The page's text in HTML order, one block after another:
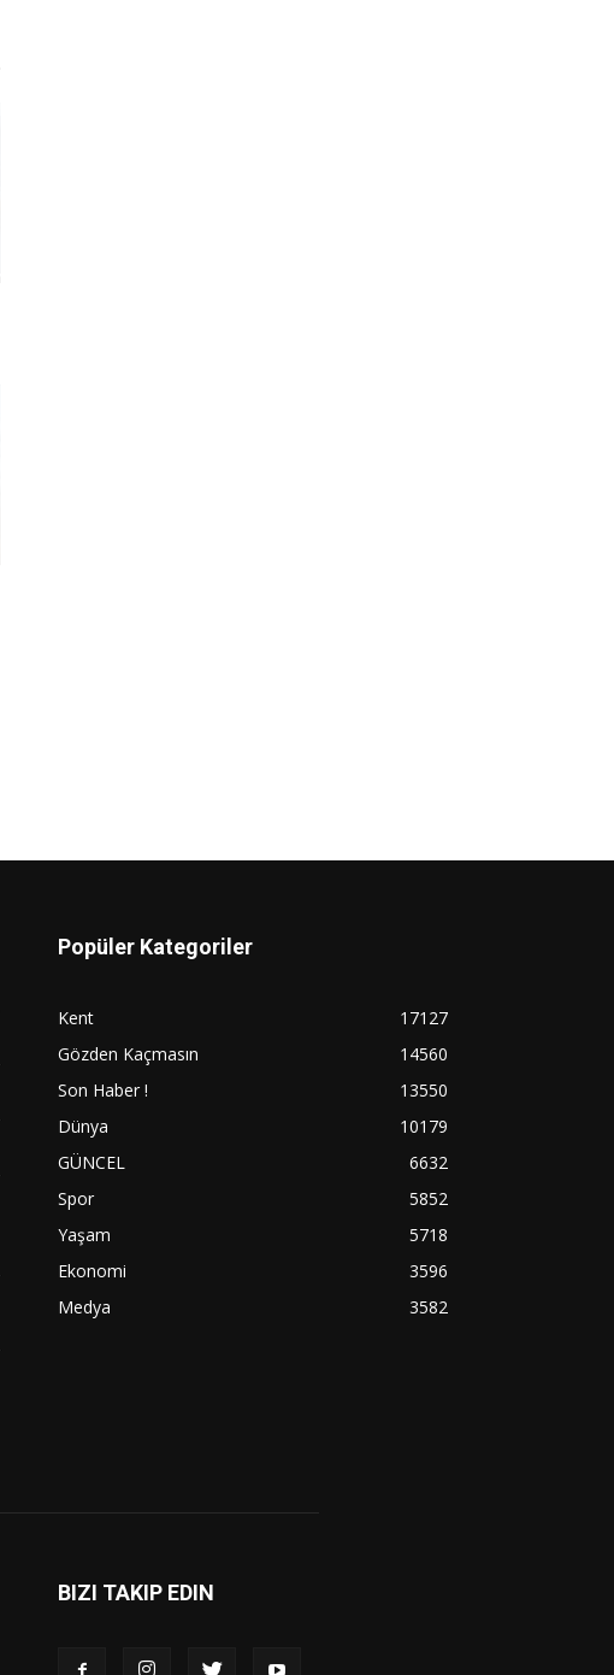
Popüler Kategoriler
Kent
17127
Gözden Kaçmasın
14560
Son Haber !
13550
Dünya
10179
GÜNCEL
6632
Spor
5852
Yaşam
5718
Ekonomi
3596
Medya
3582
BIZI TAKIP EDIN